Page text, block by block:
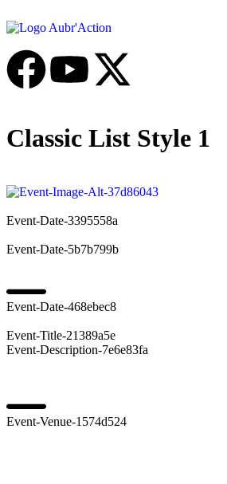
Classic List Style 1
Event-Date-3395558a
Event-Date-5b7b799b
Event-Date-468ebec8
Event-Title-21389a5e
Event-Description-7e6e83fa
Event-Venue-1574d524